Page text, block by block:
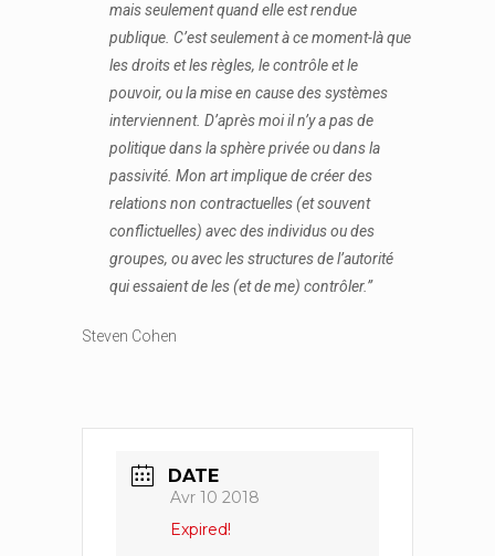
mais seulement quand elle est rendue
publique. C’est seulement à ce moment-là que
les droits et les règles, le contrôle et le
pouvoir, ou la mise en cause des systèmes
interviennent. D’après moi il n’y a pas de
politique dans la sphère privée ou dans la
passivité. Mon art implique de créer des
relations non contractuelles (et souvent
conflictuelles) avec des individus ou des
groupes, ou avec les structures de l’autorité
qui essaient de les (et de me) contrôler.”
Steven Cohen
DATE
Avr 10 2018
Expired!